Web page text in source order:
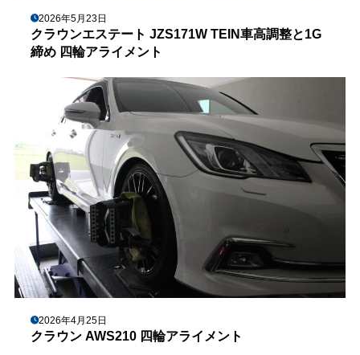
2026年5月23日
クラウンエステート JZS171W TEIN車高調整と1G
締め 四輪アライメント
2026年4月25日
クラウン AWS210 四輪アライメント